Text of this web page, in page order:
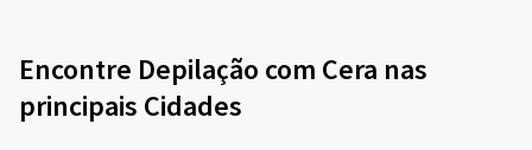
Encontre Depilação com Cera nas
principais Cidades